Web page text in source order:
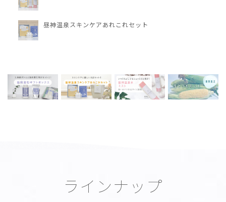
昼神温泉スキンケアあれこれセット
ラ イ ンナ ッ プ